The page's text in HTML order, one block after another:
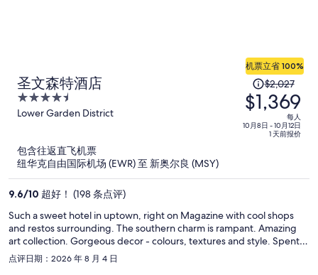
圣文森特酒店
4.5
out
5
Lower Garden District
机票立省 100%
原
价
为
每
现
每
人
$2,027
$1,369
每人
10月8日 - 10月12日
1 天前报价
包含往返直飞机票
纽华克自由国际机场 (EWR) 至 新奥尔良 (MSY)
9.6/10 超好！ (198 条点评)
Such a sweet hotel in uptown, right on Magazine with cool shops
and restos surrounding. The southern charm is rampant. Amazing
art collection. Gorgeous decor - colours, textures and style. Spent
the whole day by the pool enjoying the muggy Nola sun in comfort.
Loved it and will definitely stay again.
点评日期：2026 年 8 月 4 日